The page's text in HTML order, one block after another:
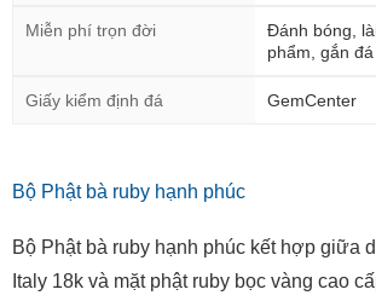
Miễn phí trọn đời
Đánh bóng,
phẩm, gắn
Giấy kiểm định đá GemCenter
Bộ Phật bà ruby hạnh phúc
Bộ Phật bà ruby hạnh phúc kết hợp giữa
Italy 18k và mặt phật ruby bọc vàng cao